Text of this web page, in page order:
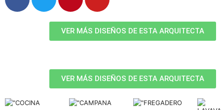
VER MÁS DISEÑOS DE ESTA ARQUITECTA
VER MÁS DISEÑOS DE ESTA ARQUITECTA